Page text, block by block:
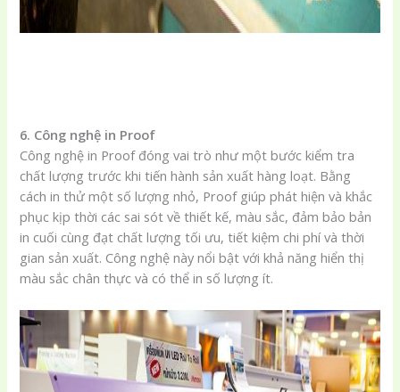
6. Công nghệ in Proof
Công nghệ in Proof đóng vai trò như một bước kiểm tra
chất lượng trước khi tiến hành sản xuất hàng loạt. Bằng
cách in thử một số lượng nhỏ, Proof giúp phát hiện và khắc
phục kịp thời các sai sót về thiết kế, màu sắc, đảm bảo bản
in cuối cùng đạt chất lượng tối ưu, tiết kiệm chi phí và thời
gian sản xuất. Công nghệ này nổi bật với khả năng hiển thị
màu sắc chân thực và có thể in số lượng ít.